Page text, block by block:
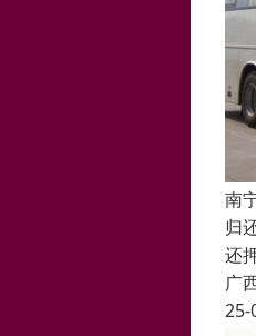
南
归
还
广
25-